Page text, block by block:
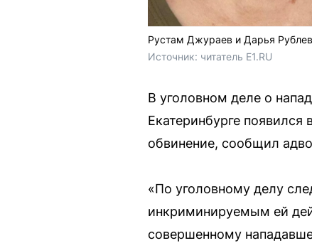
Рустам Джураев и Дарья
Источник: читатель E1.RU
В уголовном деле о
Екатеринбурге
обвинение, сообщил
«По уголовному делу
инкриминируемым ей
совершенному